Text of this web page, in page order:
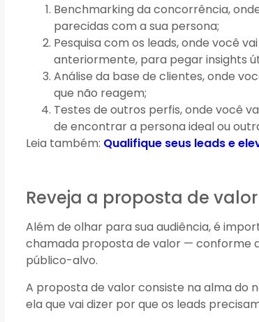
Benchmarking da concorrência,
parecidas com a sua persona;
Pesquisa com os leads, onde você
anteriormente, para pegar insights
Análise da base de clientes, onde
que não reagem;
Testes de outros perfis, onde você
de encontrar a persona ideal ou
Leia também: Qualifique seus leads e
Reveja a proposta de
Além de olhar para sua audiência, é
chamada proposta de valor — conforme
público-alvo.
A proposta de valor consiste na alma do
ela que vai dizer por que os leads